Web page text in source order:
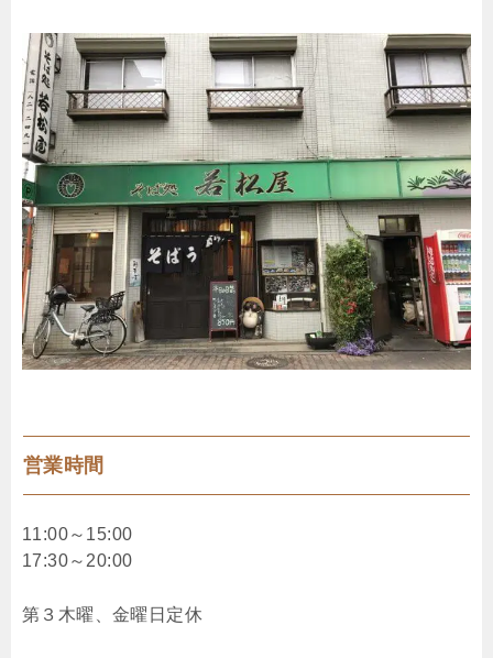
営業時間
11:00～15:00
17:30～20:00
第３木曜、金曜日定休